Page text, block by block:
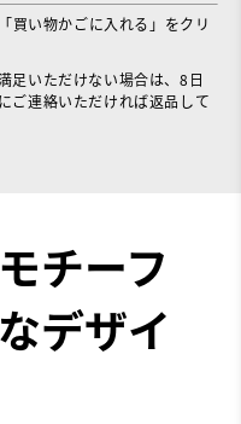
買い物かごに入れる」をクリ
足いただけない場合は、8日
ご連絡いただければ返品して
チーフ
デザイ